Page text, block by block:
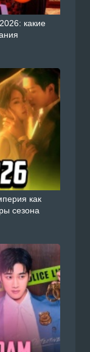
какие
как
сезона